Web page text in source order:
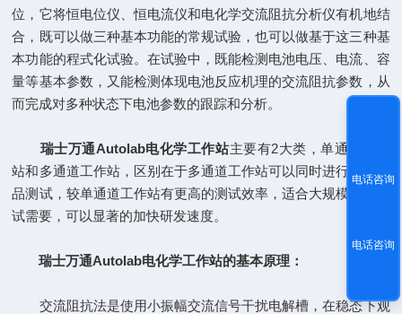
位，它将恒电位仪、恒电流仪和电化学交流阻抗分析仪有机地结
合，既可以做三种基本功能的常规试验，也可以做基于这三种基
本功能的程式化试验。在试验中，既能检测电池电压、电流、容
量等基本参数，又能检测体现电池反应机理的交流阻抗参数，从
而完成对多种状态下电池参数的跟踪和分析。
瑞士万通Autolab电化学工作站主要有2大类，单通道工作
站和多通道工作站，区别在于多通道工作站可以同时进行多个样
品测试，较单通道工作站有更高的测试效率，适合大规模研发测
试需要，可以显著的加快研发速度。
瑞士万通Autolab电化学工作站的基本原理：
交流阻抗法是使用小振幅交流信号干扰电解槽，在稳态下观
电话咨询
电话咨询